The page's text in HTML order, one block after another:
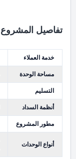
تفاصيل المشروع
خدمة العملاء
مساحة الوحدة
التسليم
أنظمة السداد
مطور المشروع
أنواع الوحدات